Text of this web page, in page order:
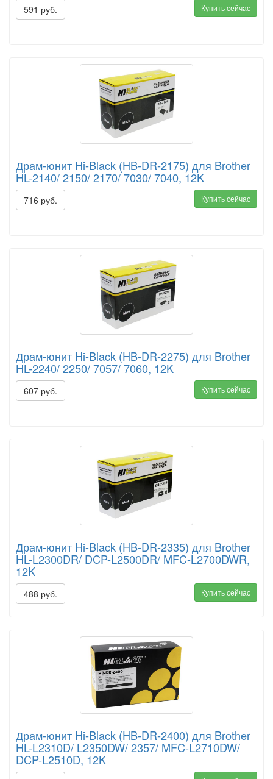
591 руб. Купить сейчас
Драм-юнит Hi-Black (HB-DR-2175) для Brother
HL-2140/ 2150/ 2170/ 7030/ 7040, 12K
716 руб. Купить сейчас
Драм-юнит Hi-Black (HB-DR-2275) для Brother
HL-2240/ 2250/ 7057/ 7060, 12K
607 руб. Купить сейчас
Драм-юнит Hi-Black (HB-DR-2335) для Brother
HL-L2300DR/ DCP-L2500DR/ MFC-L2700DWR,
12K
488 руб. Купить сейчас
Драм-юнит Hi-Black (HB-DR-2400) для Brother
HL-L2310D/ L2350DW/ 2357/ MFC-L2710DW/
DCP-L2510D, 12K